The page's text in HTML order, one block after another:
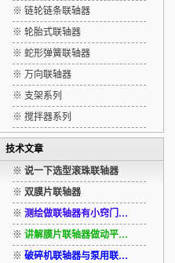
※ 链轮链条联轴器
※ 轮胎式联轴器
※ 蛇形弹簧联轴器
※ 万向联轴器
※ 支架系列
※ 搅拌器系列
技术文章
※ 说一下选型滚珠联轴器
※ 双膜片联轴器
※ 测绘做联轴器有小窍门…
※ 讲解膜片联轴器做动平…
※ 破碎机联轴器与泵用联…